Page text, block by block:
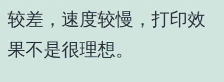
较差，速度较慢，打印效
果不是很理想。